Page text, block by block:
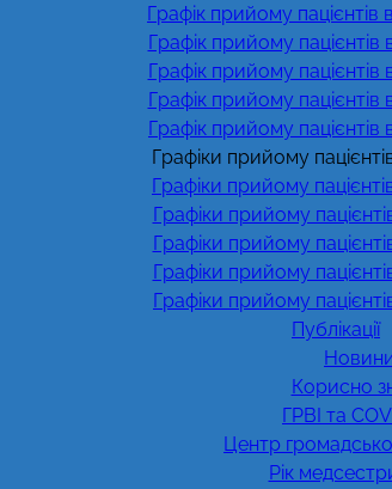
Графік прийому пацієнтів
Графік прийому пацієнтів
Графік прийому пацієнтів
Графік прийому пацієнтів
Графік прийому пацієнтів
Графіки прийому
Графіки прийому
Графіки прийому
Графіки прийому
Графіки прийому
Графіки прийому
Публікації
Корисно
ГРВІ та
Центр
Рік